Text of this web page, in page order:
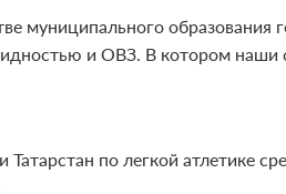
муниципального
и ОВЗ. В котором наши
Татарстан по легкой атлетике